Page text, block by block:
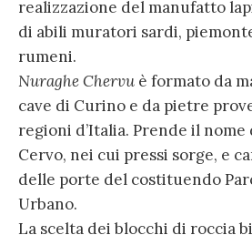
realizzazione del manufatto
di abili muratori sardi,
rumeni.
Nuraghe Chervu è formato da
cave di Curino e da pietre
regioni d’Italia. Prende il
Cervo, nei cui pressi sorge, e
delle porte del costituendo
Urbano.
La scelta dei blocchi di roccia